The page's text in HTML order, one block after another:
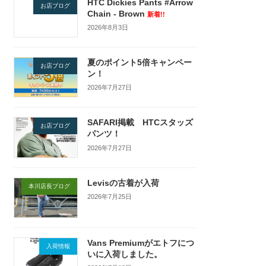
お店ブログ
HTC Dickies Pants #Arrow
Chain - Brown 新着!!
2026年8月3日
お店ブログ
夏のポイント5倍キャンペー
ン！
2026年7月27日
お店ブログ
SAFARI掲載 HTCスタッズ
パンツ！
2026年7月27日
本川店長ブログ Levisの古着が入荷
2026年7月25日
入荷情報
Vans Premiumがエトフにつ
いに入荷しました。